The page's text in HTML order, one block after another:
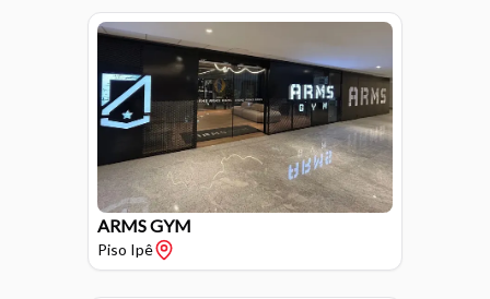
ARMS GYM
Piso Ipê